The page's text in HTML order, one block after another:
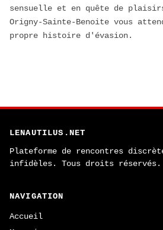
sensuelle et en quête de
Origny-Sainte-Benoite vous
propre histoire d'évasion.
LENAUTILUS.NET
Plateforme de rencontres
infidèles. Tous droits réservés.
NAVIGATION
Accueil